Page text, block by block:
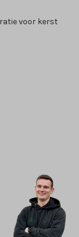
voor kerst